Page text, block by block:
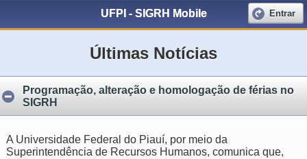
UFPI - SIGRH Mobile Entrar
Últimas Notícias
Programação, alteração e homologação de férias no
SIGRH
A Universidade Federal do Piauí, por meio da
Superintendência de Recursos Humanos, comunica que,